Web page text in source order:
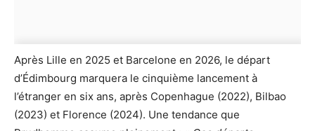
Après Lille en 2025 et Barcelone en 2026, le départ
d’Édimbourg marquera le cinquième lancement à
l’étranger en six ans, après Copenhague (2022), Bilbao
(2023) et Florence (2024). Une tendance que